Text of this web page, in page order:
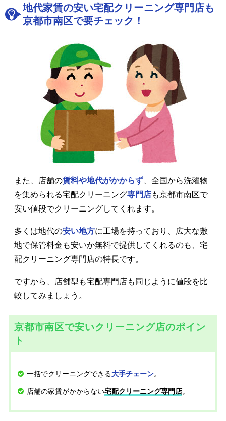
地代家賃の安い宅配クリーニング専門店も
京都市南区で要チェック！
また、店舗の賃料や地代がかからず 、全国から洗濯物
を集められる宅配クリーニング専門店も京都市南区で
安い値段でクリーニングしてくれます。
多くは地代の安い地方に工場を持っており、広大な敷
地で保管料金も安いか無料で提供してくれるのも、宅
配クリーニング専門店の特長です。
ですから、店舗型も宅配専門店も同じように値段を比
較してみましょう。
京都市南区で安いクリーニング店のポイン
ト
一括でクリーニングできる大手チェーン。
店舗の家賃がかからない宅配クリーニング専門店。